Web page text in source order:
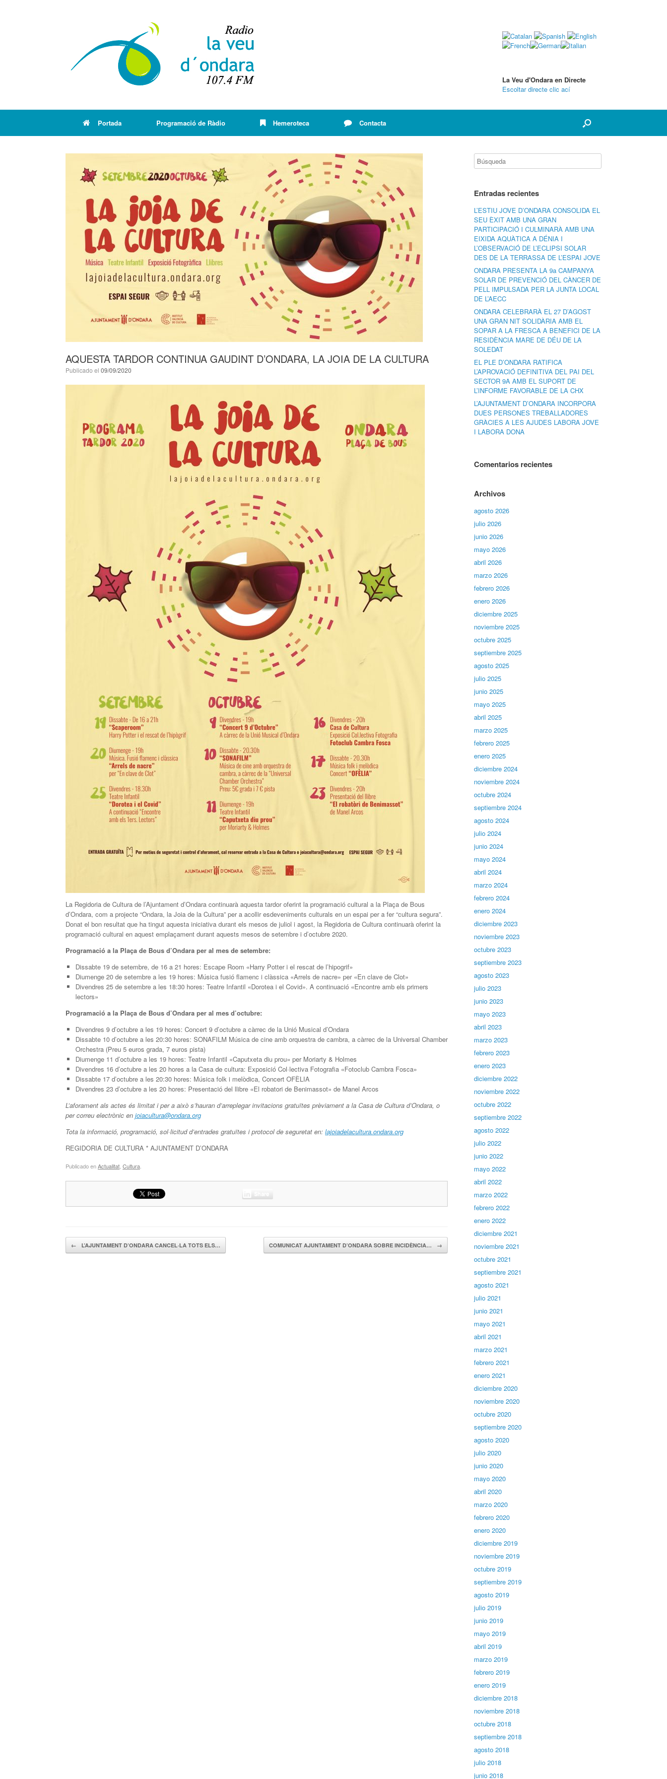
La Veu d'Ondara en Directe
Escoltar directe clic ací
Portada Programació de Ràdio Hemeroteca Contacta
AQUESTA TARDOR CONTINUA GAUDINT D’ONDARA, LA JOIA DE LA CULTURA
Publicado el 09/09/2020
La Regidoria de Cultura de l’Ajuntament d’Ondara continuarà aquesta tardor oferint la programació cultural a la Plaça de Bous
d’Ondara, com a projecte “Ondara, la Joia de la Cultura” per a acollir esdeveniments culturals en un espai per a fer “cultura segura”.
Donat el bon resultat que ha tingut aquesta iniciativa durant els mesos de juliol i agost, la Regidoria de Cultura continuarà oferint la
programació cultural en aquest emplaçament durant aquests mesos de setembre i d’octubre 2020.
Programació a la Plaça de Bous d’Ondara per al mes de setembre:
Dissabte 19 de setembre, de 16 a 21 hores: Escape Room «Harry Potter i el rescat de l’hipogrif»
Diumenge 20 de setembre a les 19 hores: Música fusió flamenc i clàssica «Arrels de nacre» per «En clave de Clot»
Divendres 25 de setembre a les 18:30 hores: Teatre Infantil «Dorotea i el Covid». A continuació «Encontre amb els primers
lectors»
Programació a la Plaça de Bous d’Ondara per al mes d’octubre:
Divendres 9 d’octubre a les 19 hores: Concert 9 d’octubre a càrrec de la Unió Musical d’Ondara
Dissabte 10 d’octubre a les 20:30 hores: SONAFILM Música de cine amb orquestra de cambra, a càrrec de la Universal Chamber
Orchestra (Preu 5 euros grada, 7 euros pista)
Diumenge 11 d’octubre a les 19 hores: Teatre Infantil «Caputxeta diu prou» per Moriarty & Holmes
Divendres 16 d’octubre a les 20 hores a la Casa de cultura: Exposició Col·lectiva Fotografia «Fotoclub Cambra Fosca»
Dissabte 17 d’octubre a les 20:30 hores: Música folk i melòdica, Concert OFÈLIA
Divendres 23 d’octubre a les 20 hores: Presentació del llibre «El robatori de Benimassot» de Manel Arcos
L’aforament als actes és limitat i per a això s’hauran d’arreplegar invitacions gratuïtes prèviament a la Casa de Cultura d’Ondara, o
per correu electrònic en joiacultura@ondara.org
Tota la informació, programació, sol·licitud d’entrades gratuïtes i protocol de seguretat en: lajoiadelacultura.ondara.org
REGIDORIA DE CULTURA * AJUNTAMENT D’ONDARA
Publicado enActualitat Cultura
Navegador de artículos
← L’AJUNTAMENT D’ONDARA CANCEL·LA TOTS ELS… COMUNICAT AJUNTAMENT D’ONDARA SOBRE INCIDÈNCIA… →
Entradas recientes
L’ESTIU JOVE D’ONDARA CONSOLIDA EL
SEU ÈXIT AMB UNA GRAN
PARTICIPACIÓ I CULMINARÀ AMB UNA
EIXIDA AQUÀTICA A DÉNIA I
L’OBSERVACIÓ DE L’ECLIPSI SOLAR
DES DE LA TERRASSA DE L’ESPAI JOVE
ONDARA PRESENTA LA 9a CAMPANYA
SOLAR DE PREVENCIÓ DEL CÀNCER DE
PELL IMPULSADA PER LA JUNTA LOCAL
DE L’AECC
ONDARA CELEBRARÀ EL 27 D’AGOST
UNA GRAN NIT SOLIDÀRIA AMB EL
SOPAR A LA FRESCA A BENEFICI DE LA
RESIDÈNCIA MARE DE DÉU DE LA
SOLEDAT
EL PLE D’ONDARA RATIFICA
L’APROVACIÓ DEFINITIVA DEL PAI DEL
SECTOR 9A AMB EL SUPORT DE
L’INFORME FAVORABLE DE LA CHX
L’AJUNTAMENT D’ONDARA INCORPORA
DUES PERSONES TREBALLADORES
GRÀCIES A LES AJUDES LABORA JOVE
I LABORA DONA
Comentarios recientes
Archivos
agosto 2026
julio 2026
junio 2026
mayo 2026
abril 2026
marzo 2026
febrero 2026
enero 2026
diciembre 2025
noviembre 2025
octubre 2025
septiembre 2025
agosto 2025
julio 2025
junio 2025
mayo 2025
abril 2025
marzo 2025
febrero 2025
enero 2025
diciembre 2024
noviembre 2024
octubre 2024
septiembre 2024
agosto 2024
julio 2024
junio 2024
mayo 2024
abril 2024
marzo 2024
febrero 2024
enero 2024
diciembre 2023
noviembre 2023
octubre 2023
septiembre 2023
agosto 2023
julio 2023
junio 2023
mayo 2023
abril 2023
marzo 2023
febrero 2023
enero 2023
diciembre 2022
noviembre 2022
octubre 2022
septiembre 2022
agosto 2022
julio 2022
junio 2022
mayo 2022
abril 2022
marzo 2022
febrero 2022
enero 2022
diciembre 2021
noviembre 2021
octubre 2021
septiembre 2021
agosto 2021
julio 2021
junio 2021
mayo 2021
abril 2021
marzo 2021
febrero 2021
enero 2021
diciembre 2020
noviembre 2020
octubre 2020
septiembre 2020
agosto 2020
julio 2020
junio 2020
mayo 2020
abril 2020
marzo 2020
febrero 2020
enero 2020
diciembre 2019
noviembre 2019
octubre 2019
septiembre 2019
agosto 2019
julio 2019
junio 2019
mayo 2019
abril 2019
marzo 2019
febrero 2019
enero 2019
diciembre 2018
noviembre 2018
octubre 2018
septiembre 2018
agosto 2018
julio 2018
junio 2018